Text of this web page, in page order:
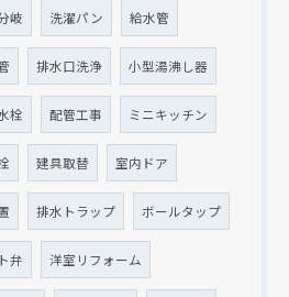
岐 洗濯パン 給水管
排水口洗浄 小型湯沸し器
栓 配管工事 ミニキッチン
建具取替 室内ドア
排水トラップ ボールタップ
弁 洋室リフォーム